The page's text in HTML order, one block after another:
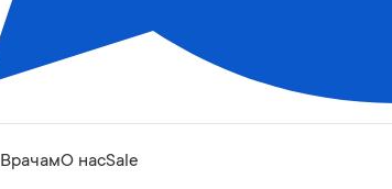
ВрачамО насSale